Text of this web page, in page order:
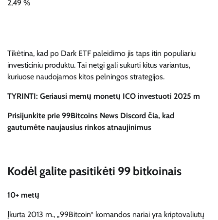
2,49 %
Tikėtina, kad po Dark ETF paleidimo jis taps itin populiariu
investiciniu produktu. Tai netgi gali sukurti kitus variantus,
kuriuose naudojamos kitos pelningos strategijos.
TYRINTI: Geriausi memų monetų ICO investuoti 2025 m
Prisijunkite prie 99Bitcoins News Discord čia, kad
gautumėte naujausius rinkos atnaujinimus
Kodėl galite pasitikėti 99 bitkoinais
10+ metų
Įkurta 2013 m., „99Bitcoin“ komandos nariai yra kriptovaliutų